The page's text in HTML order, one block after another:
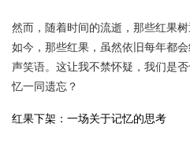
然而，随着时间的流逝，那些红果
如今，那些红果，虽然依旧每年都
声笑语。这让我不禁怀疑，我们是
忆一同遗忘？
红果下架：一场关于记忆的思考